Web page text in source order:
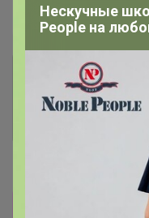
Пристрой
Комментарии к
Нескучные
Реoplе на